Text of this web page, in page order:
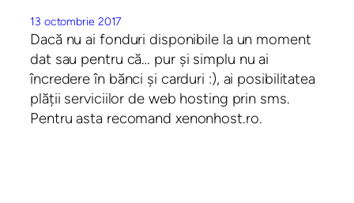
13 octombrie 2017
Dacă nu ai fonduri disponibile la un moment
dat sau pentru că… pur și simplu nu ai
încredere în bănci și carduri :), ai posibilitatea
plății serviciilor de web hosting prin sms.
Pentru asta recomand xenonhost.ro.